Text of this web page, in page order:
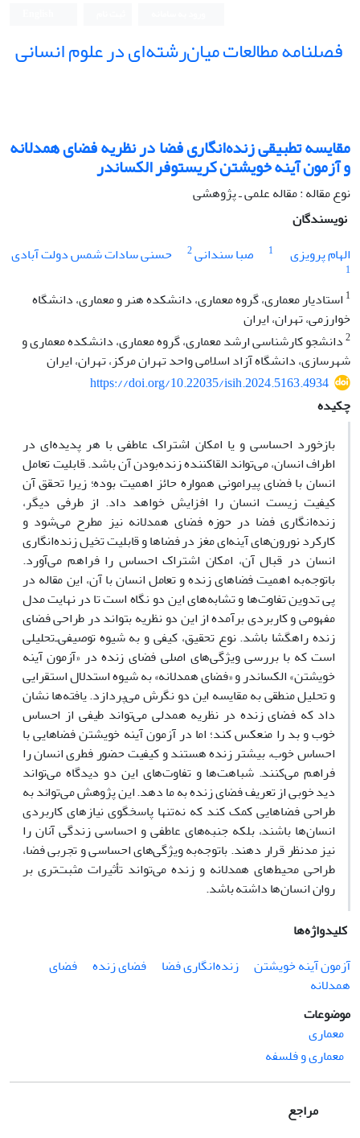
فصلنامه مطالعات میان‌رشته‌ای در علوم انسانی
مقایسه تطبیقی زنده‌انگاری فضا در نظریه فضای همدلانه
و آزمون آینه خویشتن کریستوفر الکساندر
نوع مقاله : مقاله علمی ـ پژوهشی
نویسندگان
الهام پرویزی
1 صبا سندانی2 حسنی سادات شمس دولت آبادی
1
1 استادیار معماری، گروه معماری، دانشکده هنر و معماری، دانشگاه
خوارزمی، تهران، ایران
2دانشجو کارشناسی ارشد معماری، گروه معماری، دانشکده معماری و
شهرسازی، دانشگاه آزاد اسلامی واحد تهران مرکز، تهران، ایران
https://doi.org/10.22035/isih.2024.5163.4934
چکیده
بازخورد احساسی و یا امکان اشتراک عاطفی با هر پدیده‌ای در
اطراف انسان، می‌تواند القاکننده زنده‌بودن آن باشد. قابلیت تعامل
انسان با فضای پیرامونی همواره حائز اهمیت بوده؛ زیرا تحقق آن
کیفیت زیست انسان را افزایش خواهد داد. از طرفی دیگر،
زنده‌انگاری فضا در حوزه فضای همدلانه نیز مطرح می‌شود و
کارکرد نورون‌های آینه‌ای مغز در فضاها و قابلیت تخیل زنده‌انگاری
انسان در قبال آن، امکان اشتراک احساس را فراهم می‌آورد.
باتوجه‌به اهمیت فضاهای زنده و تعامل انسان با آن، این مقاله در
پی تدوین تفاوت‌ها و تشابه‌های این دو نگاه است تا در نهایت مدل
مفهومی و کاربردی برآمده از این دو نظریه بتواند در طراحی فضای
زنده راهگشا باشد. نوع تحقیق، کیفی و به شیوه توصیفی‌ـ‌تحلیلی
است که با بررسی ویژگی‌های اصلی فضای زنده در «آزمون آینه
خویشتن» الکساندر و «فضای همدلانه» به شیوه استدلال استقرایی
و تحلیل منطقی به مقایسه این دو نگرش می‌پردازد. یافته‌ها نشان
داد که فضای زنده در نظریه همدلی می‌تواند طیفی از احساس
خوب و بد را منعکس کند؛ اما در آزمون آینه خویشتن فضاهایی با
احساس خوب، بیشتر زنده هستند و کیفیت حضور فطری انسان را
فراهم می‌کنند. شباهت‌ها و تفاوت‌های این دو دیدگاه می‌تواند
دید خوبی از تعریف فضای زنده به ما دهد. این پژوهش می‌تواند به
طراحی فضاهایی کمک کند که نه‌تنها پاسخگوی نیازهای کاربردی
انسان‌ها باشند، بلکه جنبه‌های عاطفی و احساسی زندگی آنان را
نیز مدنظر قرار دهند. باتوجه‌به ویژگی‌های احساسی و تجربی فضا،
طراحی محیط‌های همدلانه و زنده می‌تواند تأثیرات مثبت‌تری بر
روان انسان‌ها داشته باشد.
کلیدواژه‌ها
آزمون آینه خویشتن
زنده‌انگاری فضا فضای زنده
فضای
همدلانه
موضوعات
معماری
معماری و فلسفه
مراجع